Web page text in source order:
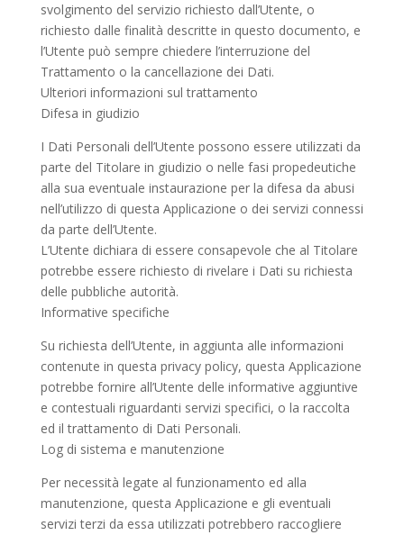
svolgimento del servizio richiesto dall’Utente, o
richiesto dalle finalità descritte in questo documento, e
l’Utente può sempre chiedere l’interruzione del
Trattamento o la cancellazione dei Dati.
Ulteriori informazioni sul trattamento
Difesa in giudizio
I Dati Personali dell’Utente possono essere utilizzati da
parte del Titolare in giudizio o nelle fasi propedeutiche
alla sua eventuale instaurazione per la difesa da abusi
nell’utilizzo di questa Applicazione o dei servizi connessi
da parte dell’Utente.
L’Utente dichiara di essere consapevole che al Titolare
potrebbe essere richiesto di rivelare i Dati su richiesta
delle pubbliche autorità.
Informative specifiche
Su richiesta dell’Utente, in aggiunta alle informazioni
contenute in questa privacy policy, questa Applicazione
potrebbe fornire all’Utente delle informative aggiuntive
e contestuali riguardanti servizi specifici, o la raccolta
ed il trattamento di Dati Personali.
Log di sistema e manutenzione
Per necessità legate al funzionamento ed alla
manutenzione, questa Applicazione e gli eventuali
servizi terzi da essa utilizzati potrebbero raccogliere